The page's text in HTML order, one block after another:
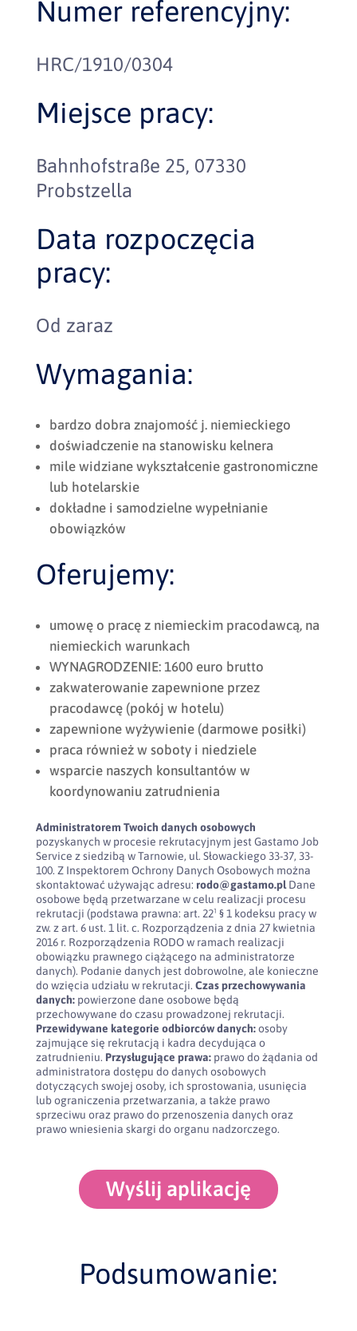
Numer referencyjny:
HRC/1910/0304
Miejsce pracy:
Bahnhofstraße 25, 07330
Probstzella
Data rozpoczęcia
pracy:
Od zaraz
Wymagania:
bardzo dobra znajomość j. niemieckiego
doświadczenie na stanowisku kelnera
mile widziane wykształcenie gastronomiczne
lub hotelarskie
dokładne i samodzielne wypełnianie
obowiązków
Oferujemy:
umowę o pracę z niemieckim pracodawcą, na
niemieckich warunkach
WYNAGRODZENIE: 1600 euro brutto
zakwaterowanie zapewnione przez
pracodawcę (pokój w hotelu)
zapewnione wyżywienie (darmowe posiłki)
praca również w soboty i niedziele
wsparcie naszych konsultantów w
koordynowaniu zatrudnienia
Administratorem Twoich danych osobowych
pozyskanych w procesie rekrutacyjnym jest Gastamo Job
Service z siedzibą w Tarnowie, ul. Słowackiego 33-37, 33-
100. Z Inspektorem Ochrony Danych Osobowych można
skontaktować używając adresu: rodo@gastamo.plDane
osobowe będą przetwarzane w celu realizacji procesu
rekrutacji (podstawa prawna: art. 22¹ § 1 kodeksu pracy w
zw. z art. 6 ust. 1 lit. c. Rozporządzenia z dnia 27 kwietnia
2016 r. Rozporządzenia RODO w ramach realizacji
obowiązku prawnego ciążącego na administratorze
danych). Podanie danych jest dobrowolne, ale konieczne
do wzięcia udziału w rekrutacji. Czas przechowywania
danych:powierzone dane osobowe będą
przechowywane do czasu prowadzonej rekrutacji.
Przewidywane kategorie odbiorców danych:osoby
zajmujące się rekrutacją i kadra decydująca o
zatrudnieniu. Przysługujące prawa:prawo do żądania od
administratora dostępu do danych osobowych
dotyczących swojej osoby, ich sprostowania, usunięcia
lub ograniczenia przetwarzania, a także prawo
sprzeciwu oraz prawo do przenoszenia danych oraz
prawo wniesienia skargi do organu nadzorczego.
Wyślij aplikację
Podsumowanie: